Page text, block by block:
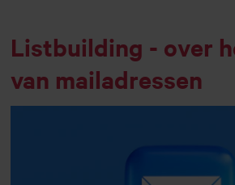
Listbuilding - over
van mailadressen